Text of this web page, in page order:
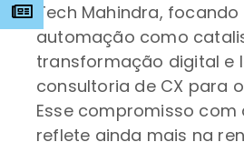
Tech Mahindra, focando
automação como
transformação digital e
consultoria de CX para
Esse compromisso
reflete ainda mais na